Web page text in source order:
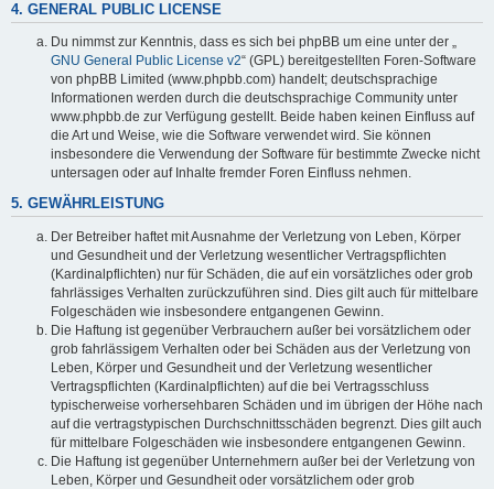
4. GENERAL PUBLIC LICENSE
Du nimmst zur Kenntnis, dass es sich bei phpBB um eine unter der „
GNU General Public License v2“ (GPL) bereitgestellten Foren-Software
von phpBB Limited (www.phpbb.com) handelt; deutschsprachige
Informationen werden durch die deutschsprachige Community unter
www.phpbb.de zur Verfügung gestellt. Beide haben keinen Einfluss auf
die Art und Weise, wie die Software verwendet wird. Sie können
insbesondere die Verwendung der Software für bestimmte Zwecke nicht
untersagen oder auf Inhalte fremder Foren Einfluss nehmen.
5. GEWÄHRLEISTUNG
Der Betreiber haftet mit Ausnahme der Verletzung von Leben, Körper
und Gesundheit und der Verletzung wesentlicher Vertragspflichten
(Kardinalpflichten) nur für Schäden, die auf ein vorsätzliches oder grob
fahrlässiges Verhalten zurückzuführen sind. Dies gilt auch für mittelbare
Folgeschäden wie insbesondere entgangenen Gewinn.
Die Haftung ist gegenüber Verbrauchern außer bei vorsätzlichem oder
grob fahrlässigem Verhalten oder bei Schäden aus der Verletzung von
Leben, Körper und Gesundheit und der Verletzung wesentlicher
Vertragspflichten (Kardinalpflichten) auf die bei Vertragsschluss
typischerweise vorhersehbaren Schäden und im übrigen der Höhe nach
auf die vertragstypischen Durchschnittsschäden begrenzt. Dies gilt auch
für mittelbare Folgeschäden wie insbesondere entgangenen Gewinn.
Die Haftung ist gegenüber Unternehmern außer bei der Verletzung von
Leben, Körper und Gesundheit oder vorsätzlichem oder grob